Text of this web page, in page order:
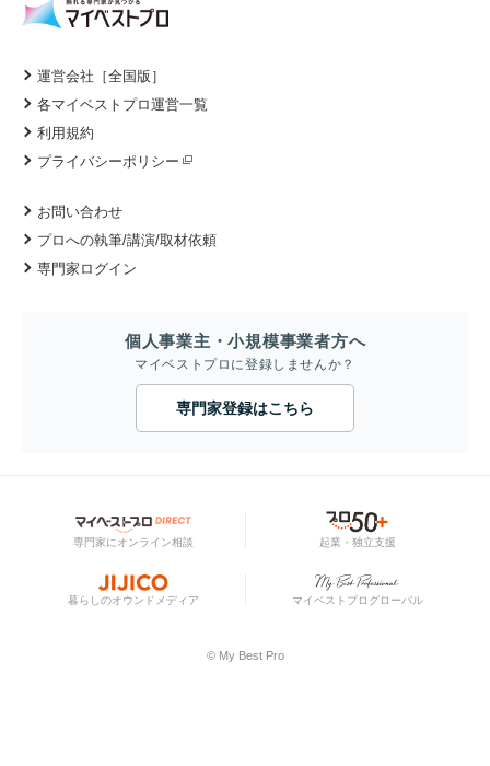
運営会社［全国版］
各マイベストプロ運営一覧
利用規約
プライバシーポリシー
お問い合わせ
プロへの執筆/講演/取材依頼
専門家ログイン
個人事業主・小規模事業者方へ
マイベストプロに登録しませんか？
専門家登録はこちら
専門家にオンライン相談 起業・独立支援
暮らしのオウンドメディア マイベストプログローバル
© My Best Pro